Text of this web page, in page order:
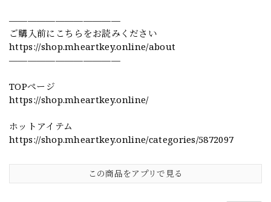
————————————
ご購入前にこちらをお読みください
https://shop.mheartkey.online/about
————————————
TOPページ
https://shop.mheartkey.online/
ホットアイテム
https://shop.mheartkey.online/categories/5872097
この商品をアプリで見る